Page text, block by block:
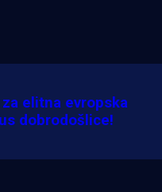
elitna evropska
dobrodošlice!